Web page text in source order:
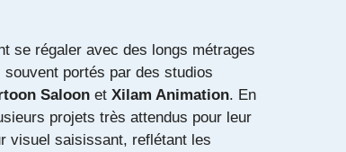
se régaler avec des longs métrages
portés par des studios
Saloon et Xilam Animation. En
projets très attendus pour leur
visuel saisissant, reflétant les